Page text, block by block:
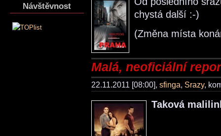
Návštěvnost
chystá další :-)
(Změna místa
Malá, neoficiální
22.11.2011 [08:00], sfinga, Srazy,
Taková